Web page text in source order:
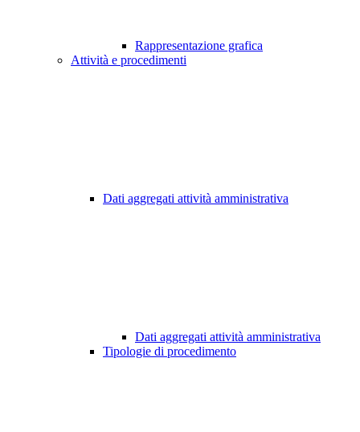
Rappresentazione grafica
Attività e procedimenti
Dati aggregati attività amministrativa
Dati aggregati attività amministrativa
Tipologie di procedimento